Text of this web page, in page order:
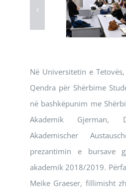
Në Universitetin e
Qendra për Shërbime
në bashkëpunim me
Akademik Gjerman,
Akademischer
prezantimin e bursave
akademik 2018/2019.
Meike Graeser, fillimisht